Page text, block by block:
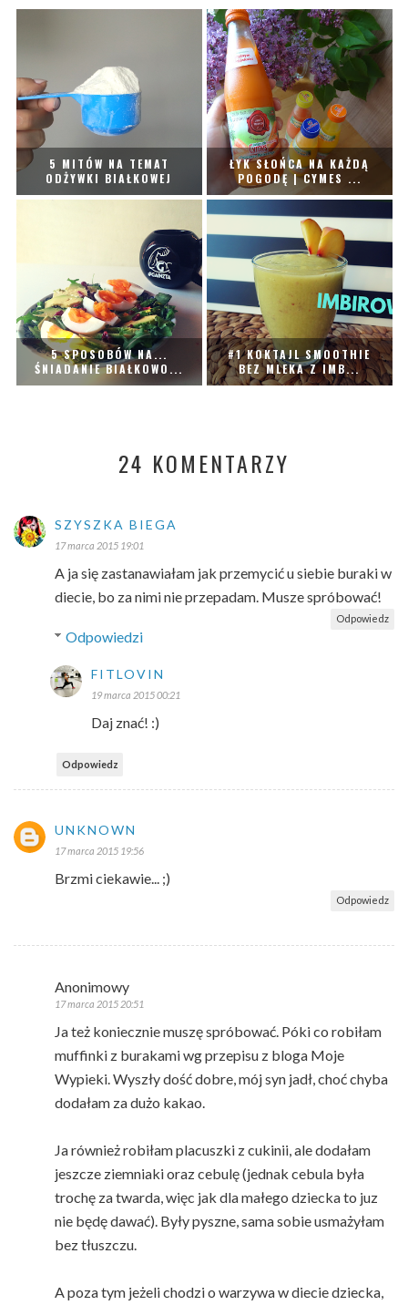
5 MITÓW NA TEMAT
ODŻYWKI BIAŁKOWEJ
ŁYK SŁOŃCA NA KAŻDĄ
POGODĘ | CYMES ...
5 SPOSOBÓW NA...
ŚNIADANIE BIAŁKOWO...
#1 KOKTAJL SMOOTHIE
BEZ MLEKA Z IMB...
24 KOMENTARZY
SZYSZKA BIEGA
17 marca 2015 19:01
A ja się zastanawiałam jak przemycić u siebie buraki w
diecie, bo za nimi nie przepadam. Musze spróbować!
Odpowiedz
Odpowiedzi
FITLOVIN
19 marca 2015 00:21
Daj znać! :)
Odpowiedz
UNKNOWN
17 marca 2015 19:56
Brzmi ciekawie... ;)
Odpowiedz
Anonimowy
17 marca 2015 20:51
Ja też koniecznie muszę spróbować. Póki co robiłam
muffinki z burakami wg przepisu z bloga Moje
Wypieki. Wyszły dość dobre, mój syn jadł, choć chyba
dodałam za dużo kakao.
Ja również robiłam placuszki z cukinii, ale dodałam
jeszcze ziemniaki oraz cebulę (jednak cebula była
trochę za twarda, więc jak dla małego dziecka to juz
nie będę dawać). Były pyszne, sama sobie usmażyłam
bez tłuszczu.
A poza tym jeżeli chodzi o warzywa w diecie dziecka,